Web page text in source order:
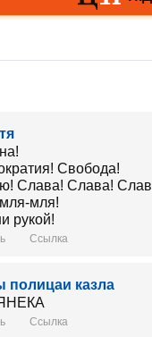
Свобода!
Слава! Слава!
мля!
рукой!
Ссылка
полицаи казла
ЯНЕКА
Ссылка